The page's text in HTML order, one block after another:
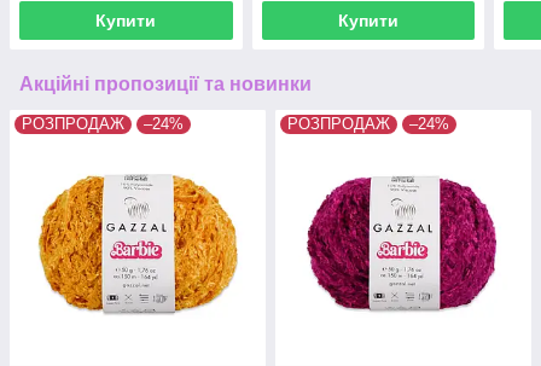
Купити Купити
Акційні пропозиції та новинки
РОЗПРОДАЖ –24% РОЗПРОДАЖ –24%